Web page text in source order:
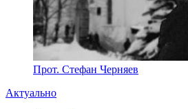
Прот. Стефан Черняев
Актуально